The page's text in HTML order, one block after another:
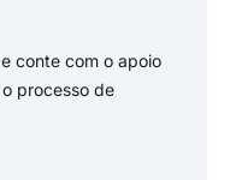
conte com o apoio
processo de